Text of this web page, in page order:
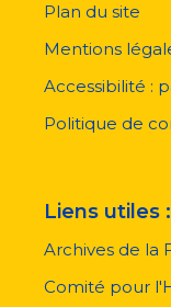
pied
page
Plan du site
Mentions
Accessibilité :
Politique de
Liens utiles :
Archives de la
Comité pour